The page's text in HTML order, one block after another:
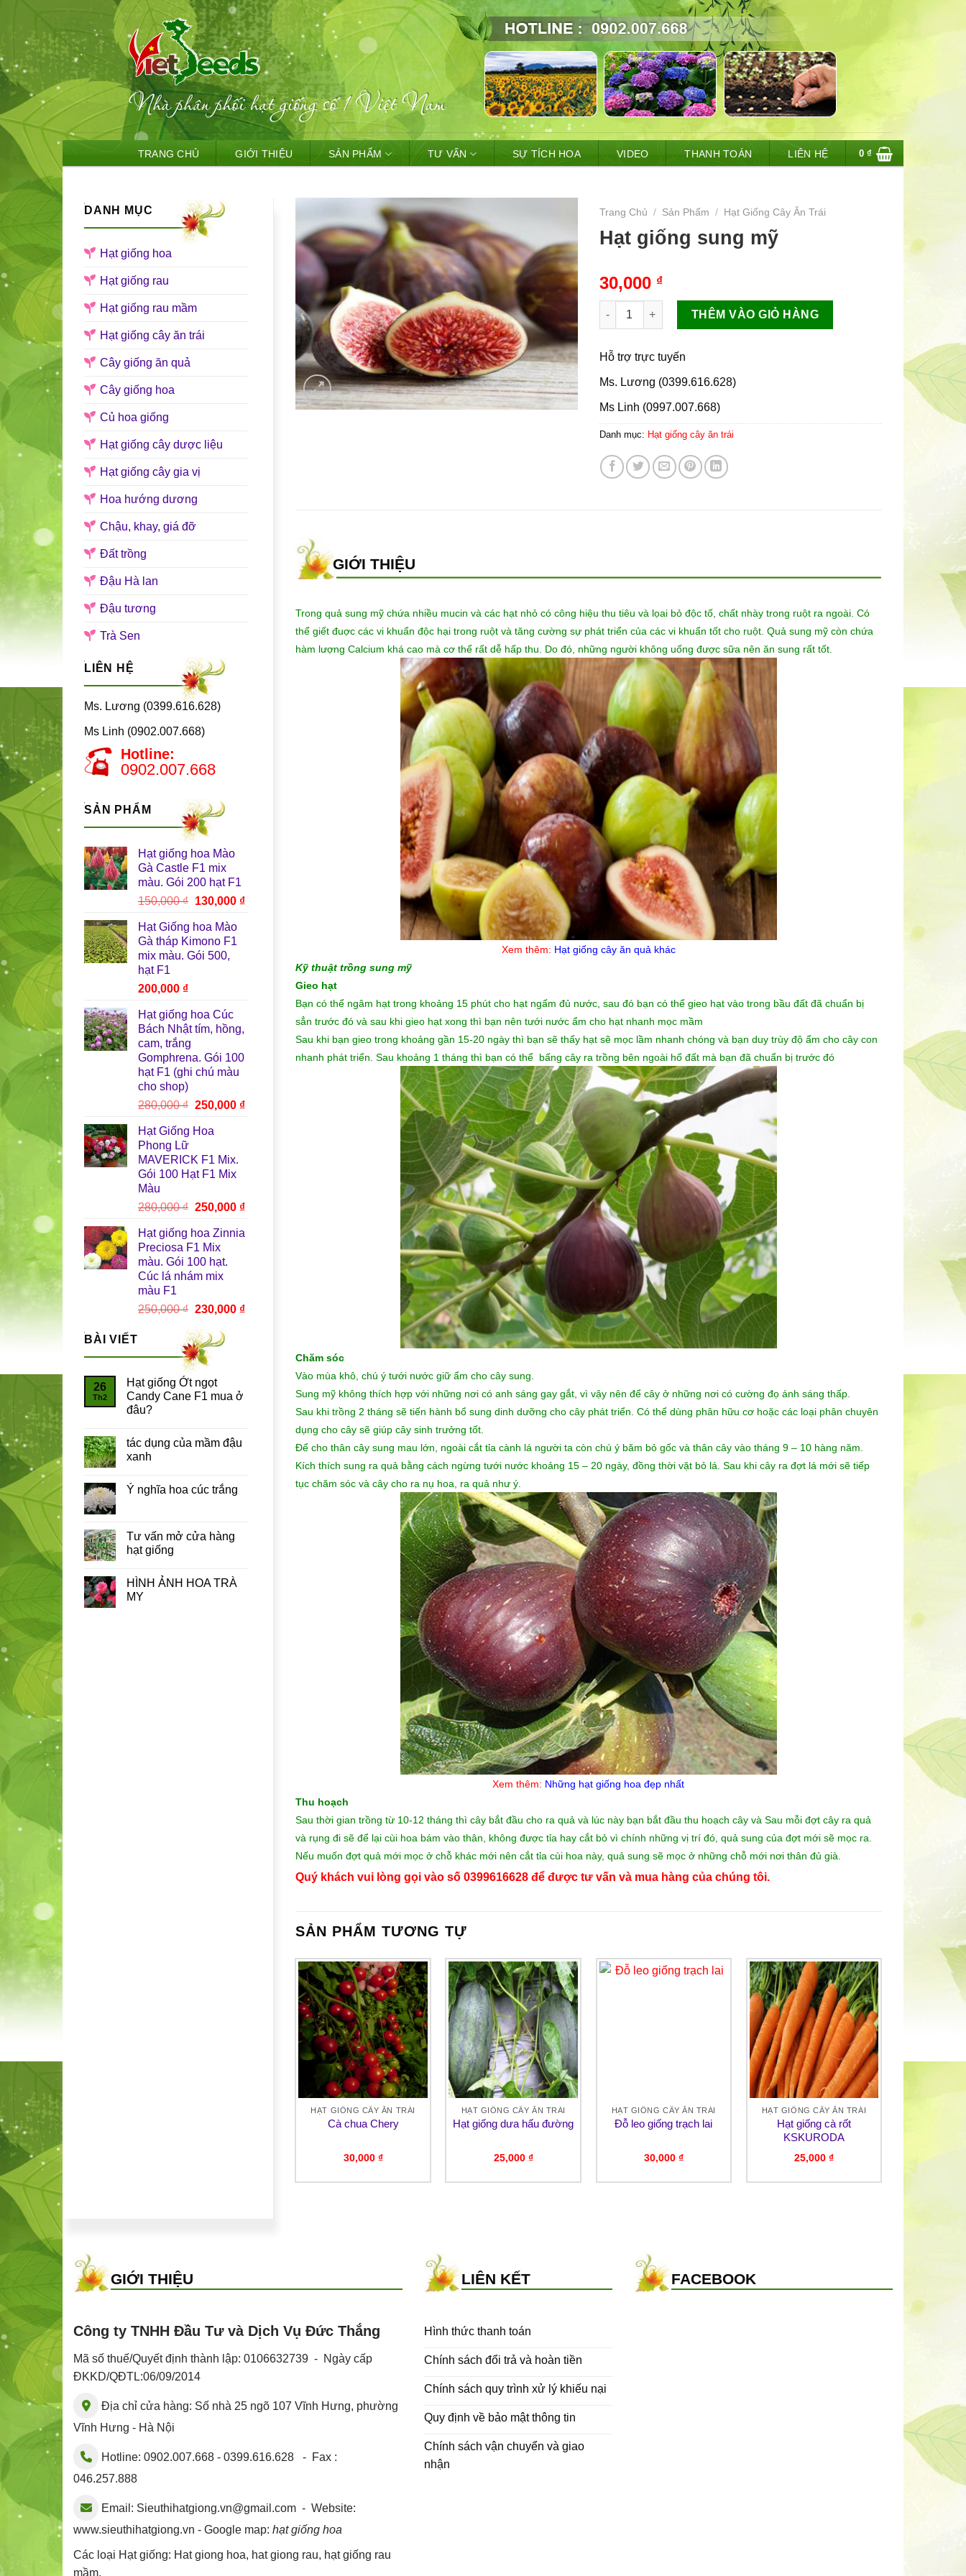
to
TRANG CHỦ GIỚI THIỆU SẢN PHẨM TƯ VẤN SỰ TÍCH HOA VIDEO THANH TOÁN LIÊN HỆ 0₫
DANH MỤC
Hạt giống hoa
Hạt giống rau
Hạt giống rau mầm
Hạt giống cây ăn trái
Cây giống ăn quả
Cây giống hoa
Củ hoa giống
Hạt giống cây dược liệu
Hạt giống cây gia vị
Hoa hướng dương
Chậu, khay, giá đỡ
Đất trồng
Đậu Hà lan
Đậu tương
Trà Sen
LIÊN HỆ
Ms. Lương (0399.616.628)
Ms Linh (0902.007.668)
Hotline:
0902.007.668
SẢN PHẨM
Hạt giống hoa Mào
Gà Castle F1 mix
màu. Gói 200 hạt F1
150,000₫ Giá
là:
150,000 ₫.
130,000 ₫Giá
Hạt Giống hoa Mào
Gà tháp Kimono F1
mix màu. Gói 500,
hạt F1
200,000 ₫
Hạt giống hoa Cúc
Bách Nhật tím, hồng,
cam, trắng
Gomphrena. Gói 100
hạt F1 (ghi chú màu
cho shop)
280,000₫ Giá
là:
250,000 ₫Giá
Hạt Giống Hoa
Phong Lữ
MAVERICK F1 Mix.
Gói 100 Hạt F1 Mix
Màu
280,000₫ Giá
là:
280,000 ₫.
250,000 ₫Giá
tại
Hạt giống hoa Zinnia
Preciosa F1 Mix
màu. Gói 100 hạt.
Cúc lá nhám mix
màu F1
250,000₫ Giá
là:
250,000 ₫.
230,000 ₫Giá
BÀI VIẾT
26
Th2
Hạt giống Ớt ngọt
Candy Cane F1 mua ở
đâu?
tác dụng của mầm đậu
xanh
Ý nghĩa hoa cúc trắng
Tư vấn mở cửa hàng
hạt giống
HÌNH ẢNH HOA TRÀ
MY
Trang Chủ / Sản Phẩm / Hạt Giống Cây Ăn Trái
Hạt giống sung mỹ
30,000 ₫
Hạt giống sung mỹ số lượng
THÊM VÀO GIỎ HÀNG
Hỗ trợ trực tuyến
Ms. Lương (0399.616.628)
Ms Linh (0997.007.668)
Danh mục: Hạt giống cây ăn trái
GIỚI THIỆU
Trong quả sung mỹ chứa nhiều mucin và các hạt nhỏ có công hiệu thu tiêu và lọai bỏ độc tố, chất nhày trong ruột ra ngoài. Có
thể giết đuợc các vi khuẩn độc hại trong ruột và tăng cường sự phát triển của các vi khuẩn tốt cho ruột. Quả sung mỹ còn chứa
hàm lượng Calcium khá cao mà cơ thể rất dễ hấp thu. Do đó, những người không uống được sữa nên ăn sung rất tốt.
Xem thêm: Hạt giống cây ăn quả khác
Kỹ thuật trồng sung mỹ
Gieo hạt
Bạn có thể ngâm hạt trong khoảng 15 phút cho hạt ngấm đủ nước, sau đó bạn có thể gieo hạt vào trong bầu đất đã chuẩn bị
sẳn trước đó và sau khi gieo hạt xong thì bạn nên tưới nước ẩm cho hạt nhanh mọc mầm
Sau khi bạn gieo trong khoảng gần 15-20 ngày thì bạn sẽ thấy hạt sẽ mọc lầm nhanh chóng và bạn duy trùy độ ẩm cho cây con
nhanh phát triển. Sau khoảng 1 tháng thì bạn có thể bấng cây ra trồng bên ngoài hố đất mà bạn đã chuẩn bị trước đó
Chăm sóc
Vào mùa khô, chú ý tưới nước giữ ẩm cho cây sung.
Sung mỹ không thích hợp với những nơi có anh sáng gay gắt, vì vậy nên để cây ở những nơi có cường đọ ánh sáng thấp.
Sau khi trồng 2 tháng sẽ tiến hành bổ sung dinh dưỡng cho cây phát triển. Có thể dùng phân hữu cơ hoặc các loại phân chuyên
dụng cho cây sẽ giúp cây sinh trưởng tốt.
Để cho thân cây sung mau lớn, ngoài cắt tỉa cành lá người ta còn chú ý băm bỏ gốc và thân cây vào tháng 9 – 10 hàng năm.
Kích thích sung ra quả bằng cách ngừng tưới nước khoảng 15 – 20 ngày, đồng thời vặt bỏ lá. Sau khi cây ra đợt lá mới sẽ tiếp
tục chăm sóc và cây cho ra nụ hoa, ra quả như ý.
Xem thêm: Những hạt giống hoa đẹp nhất
Thu hoạch
Sau thời gian trồng từ 10-12 tháng thì cây bắt đầu cho ra quả và lúc này bạn bắt đầu thu hoạch cây và Sau mỗi đợt cây ra quả
và rụng đi sẽ để lại cùi hoa bám vào thân, không được tỉa hay cắt bỏ vì chính những vị trí đó, quả sung của đợt mới sẽ mọc ra.
Nếu muốn đợt quả mới mọc ở chỗ khác mới nên cắt tỉa cùi hoa này, quả sung sẽ mọc ở những chỗ mới nơi thân đủ già.
Quý khách vui lòng gọi vào số 0399616628 để được tư vấn và mua hàng của chúng tôi.
SẢN PHẨM TƯƠNG TỰ
HẠT GIỐNG CÂY ĂN TRÁI
Cà chua Chery
30,000 ₫
HẠT GIỐNG CÂY ĂN TRÁI
Hạt giống dưa hấu đường
25,000 ₫
HẠT GIỐNG CÂY ĂN TRÁI
Đỗ leo giống trạch lai
30,000 ₫
HẠT GIỐNG CÂY ĂN TRÁI
Hạt giống cà rốt
KSKURODA
25,000 ₫
HẠT GIỐNG CÂY ĂN TRÁI
Hạt giống đậu cove vàng
25,000
GIỚI THIỆU
Công ty TNHH Đầu Tư và Dịch Vụ Đức Thắng
Mã số thuế/Quyết định thành lập: 0106632739 - Ngày cấp
ĐKKD/QĐTL:06/09/2014
Địa chỉ cửa hàng: Số nhà 25 ngõ 107 Vĩnh Hưng, phường
Vĩnh Hưng - Hà Nội
Hotline: 0902.007.668 - 0399.616.628 - Fax :
046.257.888
Email: Sieuthihatgiong.vn@gmail.com - Website:
www.sieuthihatgiong.vn - Google map: hạt giống hoa
Các loại Hạt giống: Hat giong hoa, hat giong rau, hạt giống rau
mầm,
LIÊN KẾT
Hình thức thanh toán
Chính sách đổi trả và hoàn tiền
Chính sách quy trình xử lý khiếu nại
Quy định về bảo mật thông tin
Chính sách vận chuyển và giao
nhận
FACEBOOK